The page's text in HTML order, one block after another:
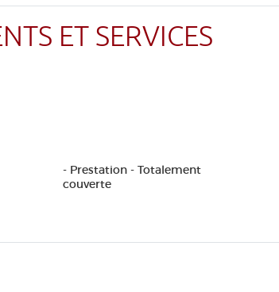
ET SERVICES
- Prestation - Totalement
couverte